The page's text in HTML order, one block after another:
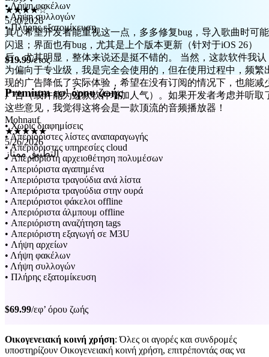
真心希望开发者能重视这一点，多多修复bug，导入歌曲时可能
闪退；界面也有bug，尤其是上个版本更新（针对于iOS 26）
后，尤其明显，整体来说还是挺不错的。 当然，这款软件我认
为偏向于专业级，我是完全会使用的，但在使用过程中，频繁
现的广告降低了实际体验，希望在没有订阅的情况下，也能减
广告（或许能为这款软件增加人气）。如果开发者考虑并听取
这些意见，我觉得这将会是一款顶流的音频播放器！
Mohnauf
★★★★★
5/26/2026
التطبيق ممتاز
• Λήψη φακέλων
• Λήψη συλλογών
• Πλήρης εξατομίκευση
$19.99/έτος
Premium εφ' όρου ζωής
• Χωρίς διαφημίσεις
• Απεριόριστες λίστες αναπαραγωγής
• Απεριόριστες υπηρεσίες cloud
• Απεριόριστη αρχειοθέτηση πολυμέσων
• Απεριόριστα αγαπημένα
• Απεριόριστα τραγούδια ανά λίστα
• Απεριόριστα τραγούδια στην ουρά
• Απεριόριστοι φάκελοι offline
• Απεριόριστα άλμπουμ offline
• Απεριόριστη αναζήτηση tags
• Απεριόριστη εξαγωγή σε M3U
• Λήψη αρχείων
• Λήψη φακέλων
• Λήψη συλλογών
• Πλήρης εξατομίκευση
$69.99/εφ’ όρου ζωής
Οικογενειακή κοινή χρήση: Όλες οι αγορές και συνδρομές
υποστηρίζουν Οικογενειακή κοινή χρήση, επιτρέποντάς σας να